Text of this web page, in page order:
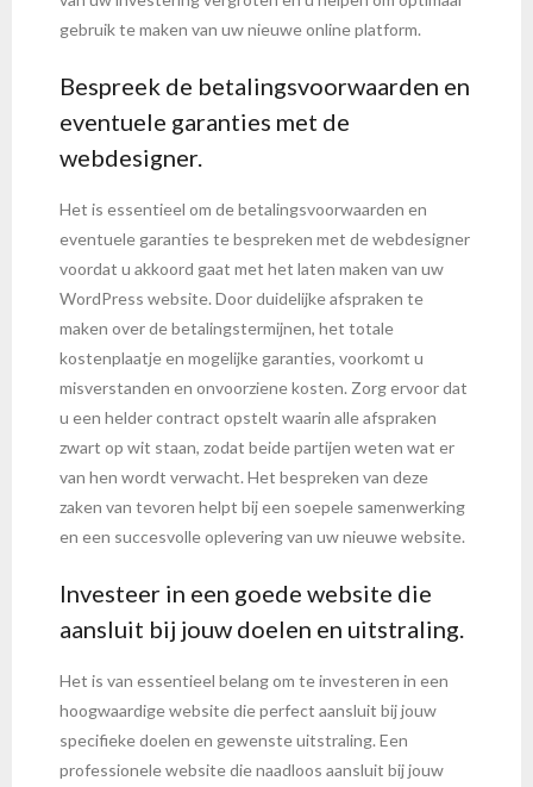
gebruik te maken van uw nieuwe online platform.
Bespreek de betalingsvoorwaarden en
eventuele garanties met de
webdesigner.
Het is essentieel om de betalingsvoorwaarden en
eventuele garanties te bespreken met de webdesigner
voordat u akkoord gaat met het laten maken van uw
WordPress website. Door duidelijke afspraken te
maken over de betalingstermijnen, het totale
kostenplaatje en mogelijke garanties, voorkomt u
misverstanden en onvoorziene kosten. Zorg ervoor dat
u een helder contract opstelt waarin alle afspraken
zwart op wit staan, zodat beide partijen weten wat er
van hen wordt verwacht. Het bespreken van deze
zaken van tevoren helpt bij een soepele samenwerking
en een succesvolle oplevering van uw nieuwe website.
Investeer in een goede website die
aansluit bij jouw doelen en uitstraling.
Het is van essentieel belang om te investeren in een
hoogwaardige website die perfect aansluit bij jouw
specifieke doelen en gewenste uitstraling. Een
professionele website die naadloos aansluit bij jouw